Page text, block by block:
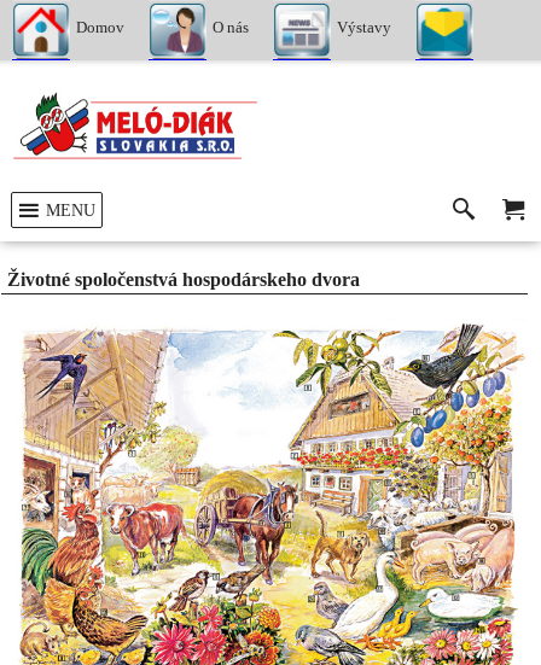
Domov O nás Výstavy
MENU
Životné spoločenstvá hospodárskeho dvora